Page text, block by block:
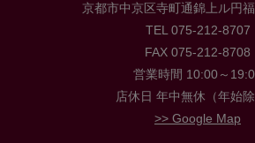
京都市中京区寺町通錦上ル円
TEL 075-212-8707
FAX 075-212-8708
営業時間 10:00～
店休日 年中無休（年始除
>> Google Map